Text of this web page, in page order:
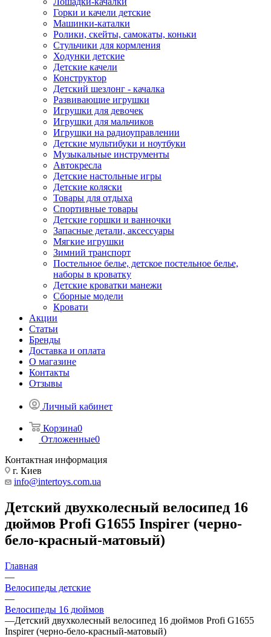
Горки и качели детские
Машинки-каталки
Ролики, скейты, самокаты, коньки
Стульчики для кормления
Ходунки детские
Детские качели
Конструктор
Детский шезлонг - качалка
Развивающие игрушки
Игрушки для девочек
Игрушки для мальчиков
Игрушки на радиоуправлении
Детские мультибуки и ноутбуки
Музыкальные инструменты
Автокресла
Детские настольные игры
Детские коляски
Товары для отдыха
Спортивные товары
Детские горшки и ванночки
Запасные детали, аксессуары
Мягкие игрушки
Зимний транспорт
Постельное белье, детское постельное белье,
наборы в кроватку
Детские кроватки манежи
Сборные модели
Кровати
Акции
Статьи
Бренды
Доставка и оплата
О магазине
Контакты
Отзывы
Личный кабинет
Корзина0
Отложенные0
Контактная информация
г. Киев
info@intertoys.com.ua
Детский двухколесный велосипед 16
дюймов Profi G1655 Inspirer (черно-
бело-красный-матовый)
Главная
—
Велосипеды детские
—
Велосипеды 16 дюймов
—Детский двухколесный велосипед 16 дюймов Profi G1655
Inspirer (черно-бело-красный-матовый)